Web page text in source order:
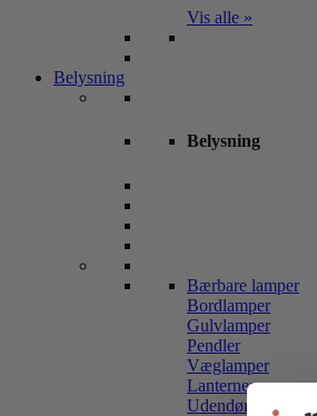
Vis alle »
Belysning
Belysning
Bærbare lamper
Bordlamper
Gulvlamper
Pendler
Væglamper
Lanterner
Udendørslamper